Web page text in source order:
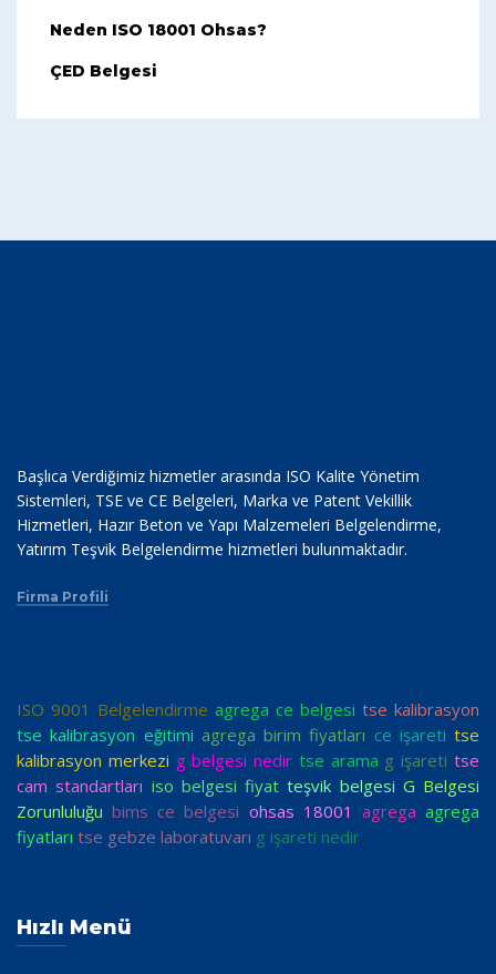
Neden ISO 18001 Ohsas?
ÇED Belgesi
Başlıca Verdiğimiz hizmetler arasında ISO Kalite Yönetim
Sistemleri, TSE ve CE Belgeleri, Marka ve Patent Vekillik
Hizmetleri, Hazır Beton ve Yapı Malzemeleri Belgelendirme,
Yatırım Teşvik Belgelendirme hizmetleri bulunmaktadır.
Firma Profili
ISO 9001 Belgelendirme agrega ce belgesi tse kalibrasyon
tse kalibrasyon eğitimi agrega birim fiyatları ce işareti tse
kalibrasyon merkezi g belgesi nedir tse arama g işareti tse
cam standartları iso belgesi fiyat teşvik belgesi G Belgesi
Zorunluluğu bims ce belgesi ohsas 18001 agrega agrega
fiyatları tse gebze laboratuvarı g işareti nedir
Hızlı Menü